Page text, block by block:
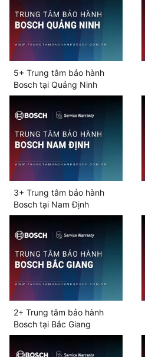
5+ Trung tâm bảo hành
Bosch tại Quảng Ninh
3+ Trung tâm bảo hành
Bosch tại Nam Định
2+ Trung tâm bảo hành
Bosch tại Bắc Giang